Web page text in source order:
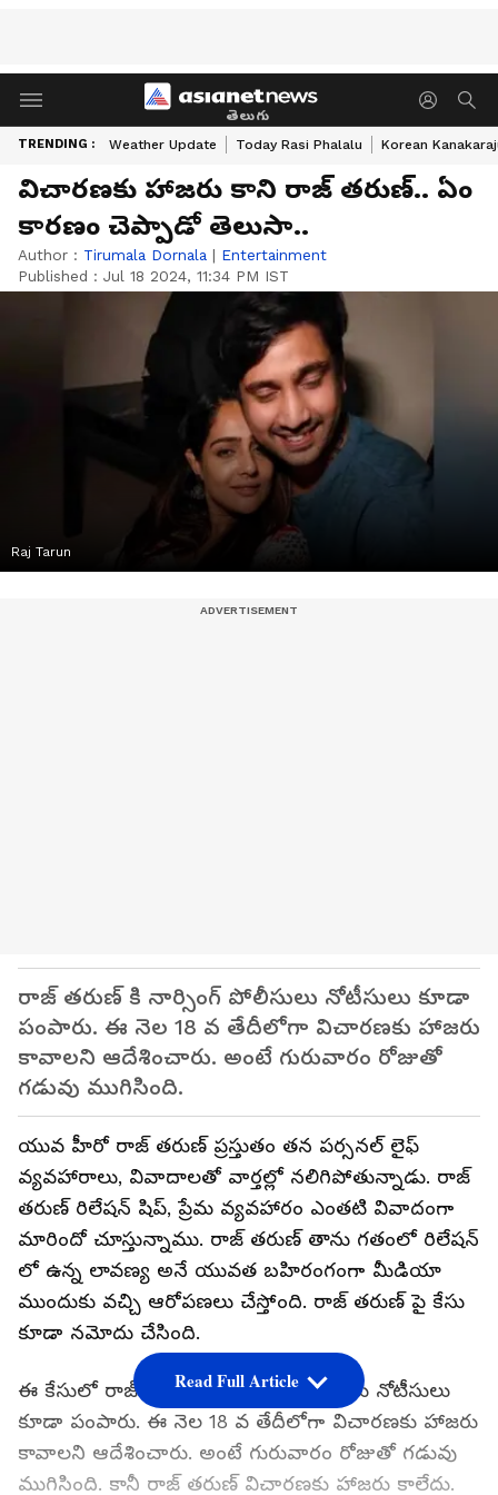
తెలుగు
TRENDING : Weather Update Today Rasi Phalalu Korean
విచారణకు హాజరు కాని రాజ్ తరుణ్.. ఏం
కారణం చెప్పాడో తెలుసా..
Author : Tirumala Dornala | Entertainment
Published : Jul 18 2024, 11:34 PM IST
Raj Tarun
రాజ్ తరుణ్ కి నార్సింగ్ పోలీసులు నోటీసులు కూడా
పంపారు. ఈ నెల 18 వ తేదీలోగా విచారణకు హాజరు
కావాలని ఆదేశించారు. అంటే గురువారం రోజుతో
గడువు ముగిసింది.
యువ హీరో రాజ్ తరుణ్ ప్రస్తుతం తన పర్సనల్ లైఫ్
వ్యవహారాలు, వివాదాలతో వార్తల్లో నలిగిపోతున్నాడు. రాజ్
తరుణ్ రిలేషన్ షిప్, ప్రేమ వ్యవహారం ఎంతటి వివాదంగా
మారిందో చూస్తున్నాము. రాజ్ తరుణ్ తాను గతంలో రిలేషన్
లో ఉన్న లావణ్య అనే యువత బహిరంగంగా మీడియా
ముందుకు వచ్చి ఆరోపణలు చేస్తోంది. రాజ్ తరుణ్ పై కేసు
కూడా నమోదు చేసింది.
ఈ కేసులో రాజ్ తరుణ్ కి నార్సింగ్ పోలీసులు నోటీసులు
కూడా పంపారు. ఈ నెల 18 వ తేదీలోగా విచారణకు హాజరు
కావాలని ఆదేశించారు. అంటే గురువారం రోజుతో గడువు
ముగిసింది. కానీ రాజ్ తరుణ్ విచారణకు హాజరు కాలేదు.
Read Full Article